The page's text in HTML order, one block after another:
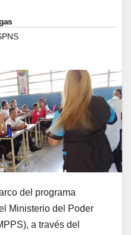
del programa
Ministerio del Poder
a través del